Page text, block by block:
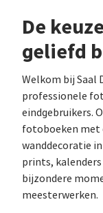
De
geliefd
Welkom bij Saal
professionele
eindgebruikers.
fotoboeken
wanddecoratie
prints, kalenders
bijzondere
meesterwerken.